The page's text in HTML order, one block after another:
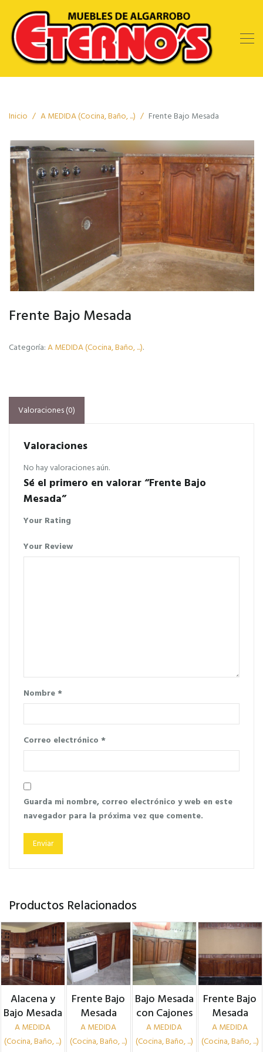
Inicio A MEDIDA (Cocina, Baño, ...) Frente Bajo Mesada
Frente Bajo Mesada
Categoría:A MEDIDA (Cocina, Baño, ...).
Valoraciones (0)
Valoraciones
No hay valoraciones aún.
Sé el primero en valorar “Frente Bajo
Mesada”
Your Rating
Your Review
Nombre*
Correo electrónico *
Guarda mi nombre, correo electrónico y web en este
navegador para la próxima vez que comente.
Productos Relacionados
Alacena y
Bajo Mesada
A MEDIDA
(Cocina, Baño, ...)
Frente Bajo
Mesada
A MEDIDA
(Cocina, Baño, ...)
Bajo Mesada
con Cajones
A MEDIDA
(Cocina, Baño, ...)
Frente Bajo
Mesada
A MEDIDA
(Cocina, Baño, ...)